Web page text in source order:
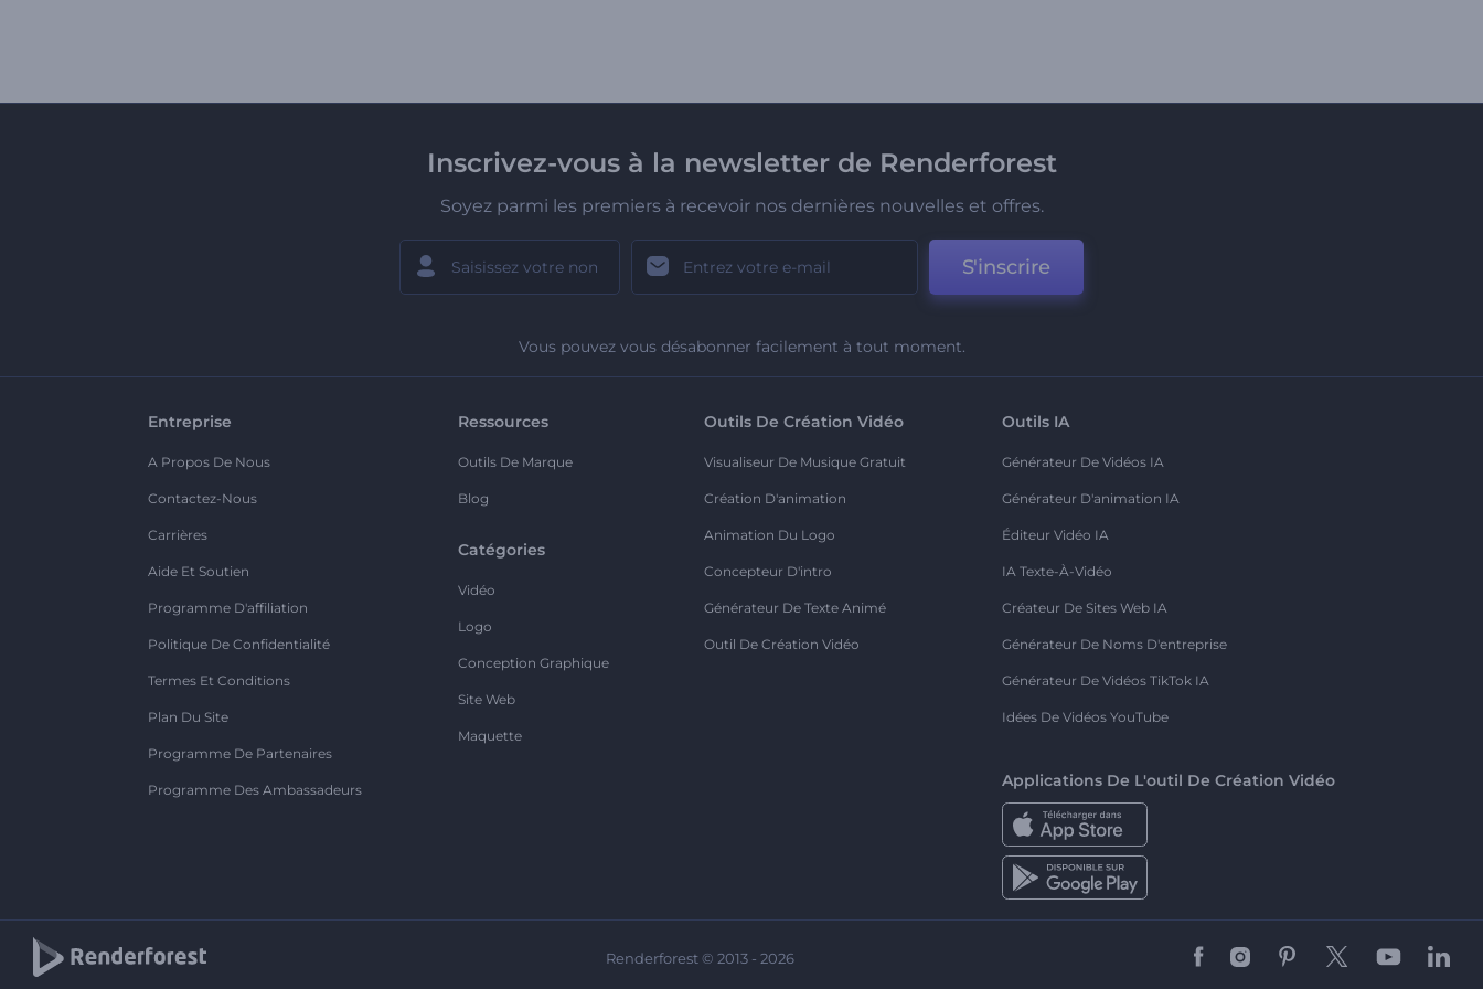
Inscrivez-vous à la newsletter de Renderforest
Soyez parmi les premiers à recevoir nos dernières nouvelles et offres.
S'inscrire
Vous pouvez vous désabonner facilement à tout moment.
Entreprise
A Propos De Nous
Contactez-Nous
Carrières
Aide Et Soutien
Programme D'affiliation
Politique De Confidentialité
Termes Et Conditions
Plan Du Site
Programme De Partenaires
Programme Des Ambassadeurs
Ressources
Outils De Marque
Blog
Catégories
Vidéo
Logo
Conception Graphique
Site Web
Maquette
Outils De Création Vidéo
Visualiseur De Musique Gratuit
Création D'animation
Animation Du Logo
Concepteur D'intro
Générateur De Texte Animé
Outil De Création Vidéo
Outils IA
Générateur De Vidéos IA
Générateur D'animation IA
Éditeur Vidéo IA
IA Texte-À-Vidéo
Créateur De Sites Web IA
Générateur De Noms D'entreprise
Générateur De Vidéos TikTok IA
Idées De Vidéos YouTube
Applications De L'outil De Création Vidéo
Renderforest © 2013 - 2026